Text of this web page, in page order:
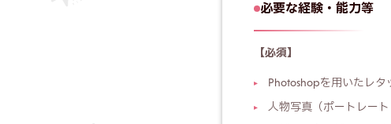
必要な経験・能力等
【必須】
Photoshopを用いたレ
人物写真（ポートレー